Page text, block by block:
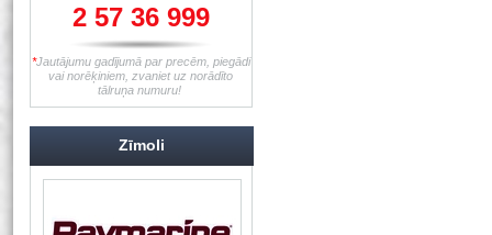
2 57 36 999
*Jautājumu gadījumā par precēm, piegādi
vai norēķiniem, zvaniet uz norādīto
tālruņa numuru!
Zīmoli